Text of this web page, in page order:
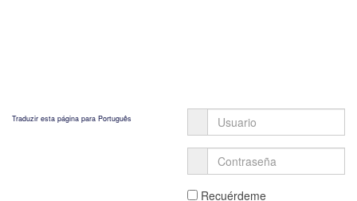
Traduzir esta página para Português
Recuérdeme